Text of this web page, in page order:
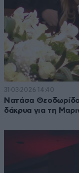
31·03·2026 14:40
Νατάσα
δάκρυα για τη